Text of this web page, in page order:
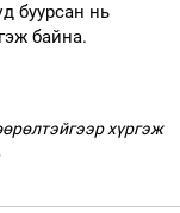
буурсан нь
байна.
хүргэж